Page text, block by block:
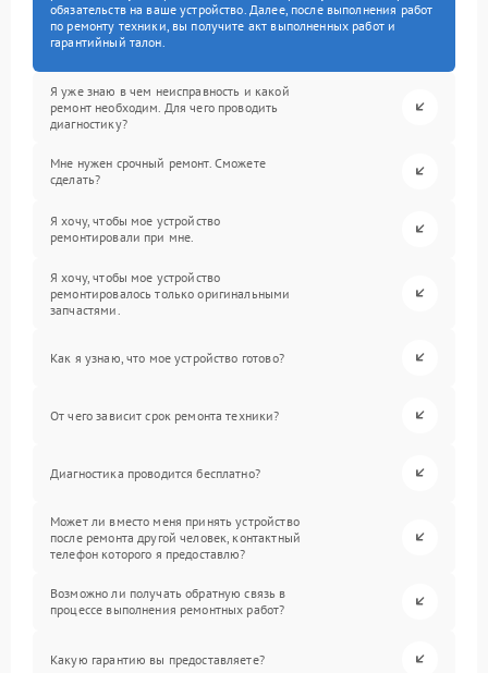
обязательств на ваше устройство. Далее, после выполнения работ
по ремонту техники, вы получите акт выполненных работ и
гарантийный талон.
Я уже знаю в чем неисправность и какой
ремонт необходим. Для чего проводить
диагностику?
Мне нужен срочный ремонт. Сможете
сделать?
Я хочу, чтобы мое устройство
ремонтировали при мне.
Я хочу, чтобы мое устройство
ремонтировалось только оригинальными
запчастями.
Как я узнаю, что мое устройство готово?
От чего зависит срок ремонта техники?
Диагностика проводится бесплатно?
Может ли вместо меня принять устройство
после ремонта другой человек, контактный
телефон которого я предоставлю?
Возможно ли получать обратную связь в
процессе выполнения ремонтных работ?
Какую гарантию вы предоставляете?